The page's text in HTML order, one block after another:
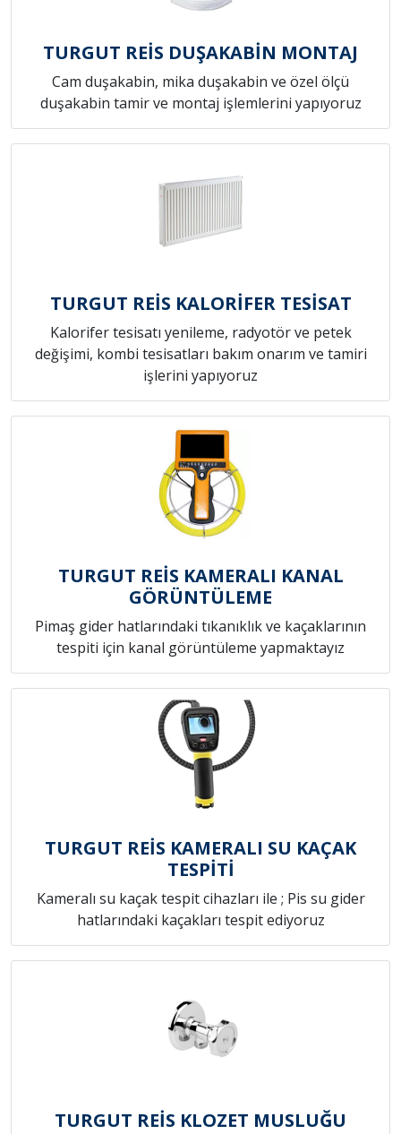
TURGUT REİS DUŞAKABİN MONTAJ
Cam duşakabin, mika duşakabin ve özel ölçü
duşakabin tamir ve montaj işlemlerini yapıyoruz
TURGUT REİS KALORİFER TESİSAT
Kalorifer tesisatı yenileme, radyotör ve petek
değişimi, kombi tesisatları bakım onarım ve tamiri
işlerini yapıyoruz
TURGUT REİS KAMERALI KANAL
GÖRÜNTÜLEME
Pimaş gider hatlarındaki tıkanıklık ve kaçaklarının
tespiti için kanal görüntüleme yapmaktayız
TURGUT REİS KAMERALI SU KAÇAK
TESPİTİ
Kameralı su kaçak tespit cihazları ile ; Pis su gider
hatlarındaki kaçakları tespit ediyoruz
TURGUT REİS KLOZET MUSLUĞU